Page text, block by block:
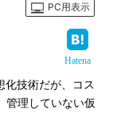
PC用表示
Hatena
技術だが、コス
管理していない仮